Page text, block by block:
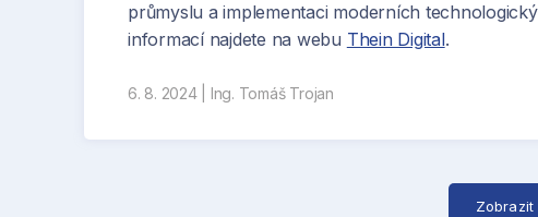
průmyslu a implementaci moderních
informací najdete na webu Thein Digital.
6. 8. 2024| Ing. Tomáš Trojan
Zobrazit